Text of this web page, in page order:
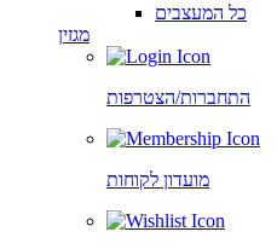
כל המעצבים
מגזין
התחברות/הצטרפות
מועדון לקוחות